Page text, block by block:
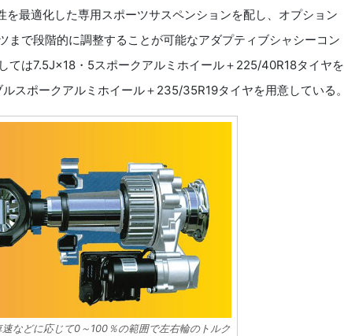
最適化した専用スポーツサスペンションを配し、オプション
まで段階的に調整することが可能なアダプティブシャシーコン
ては7.5J×18・5スポークアルミホイール＋225/40R18タイヤを
スポークアルミホイール＋235/35R19タイヤを用意している。
などに応じて0～100％の範囲で左右輪のトルク